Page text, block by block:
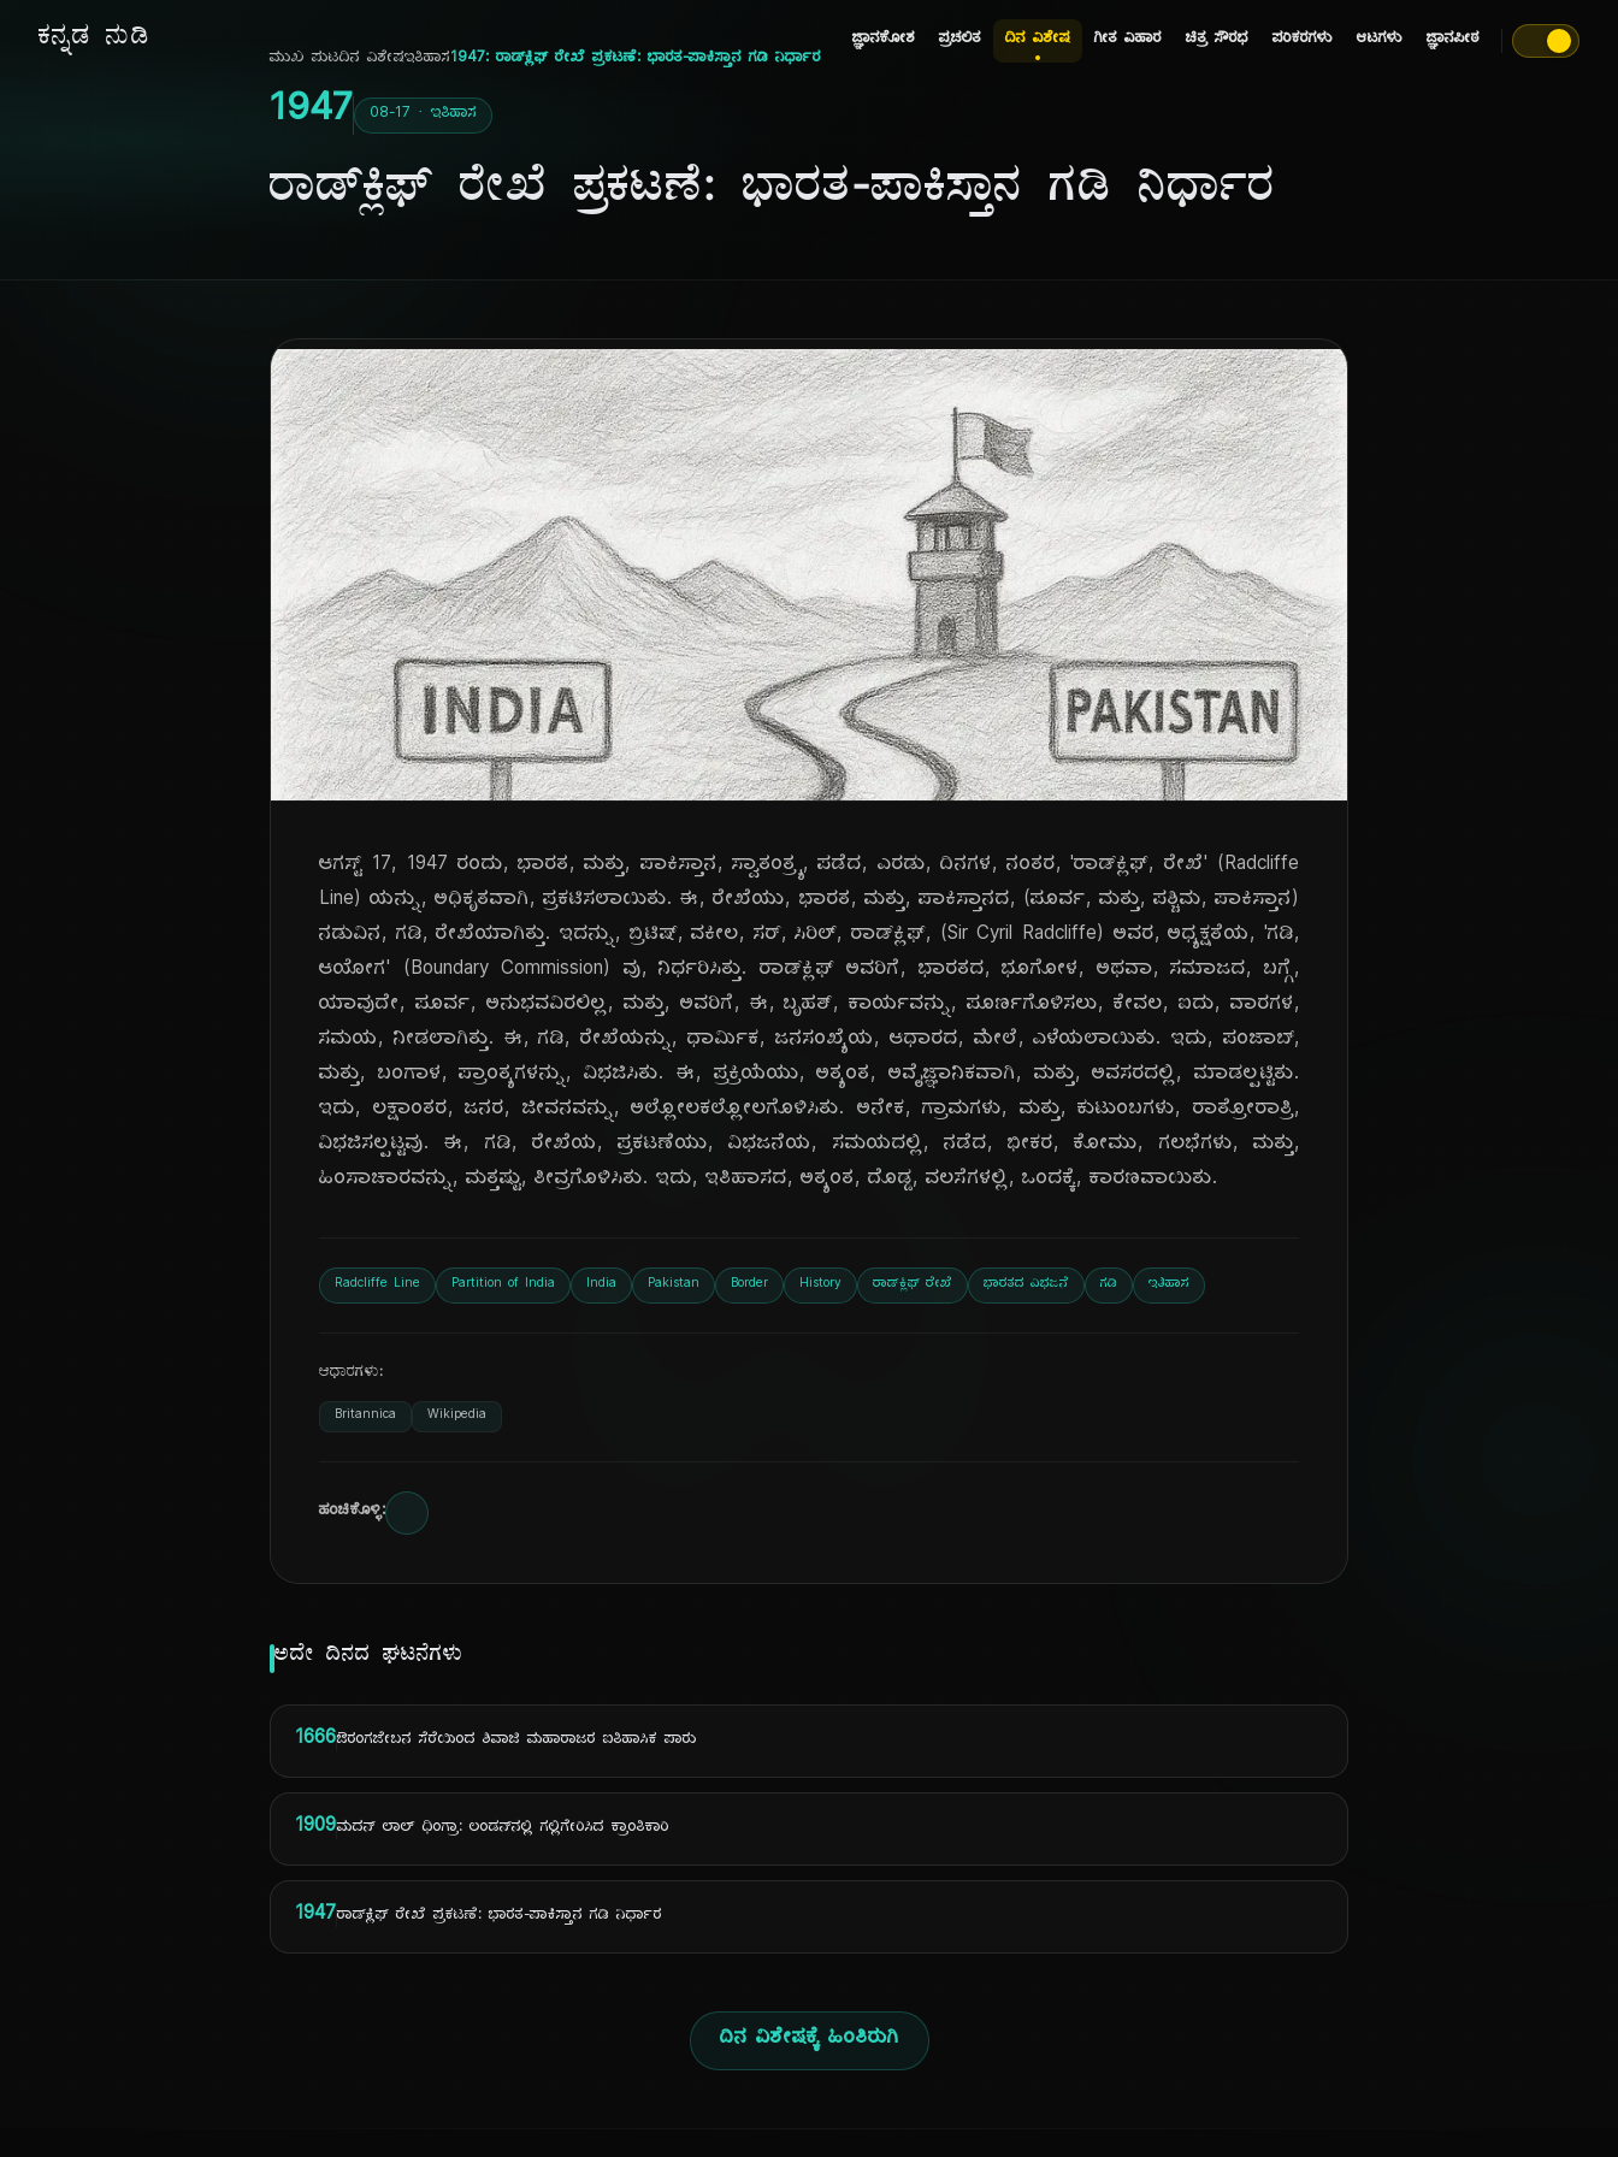
ಕನ್ನಡ ನುಡಿ ಜ್ಞಾನಕೋಶ ಪ್ರಚಲಿತ ದಿನ ವಿಶೇಷ ಗೀತ ವಿಹಾರ ಚಿತ್ರ ಸೌರಭ ಪರಿಕರಗಳು ಆಟಗಳು ಜ್ಞಾನಪೀಠ
ದಿ
ಮುಖ ಪುಟದಿನ ವಿಶೇಷಇತಿಹಾಸ1947: ರಾಡ್‌ಕ್ಲಿಫ್ ರೇಖೆ ಪ್ರಕಟಣೆ: ಭಾರತ-ಪಾಕಿಸ್ತಾನ ಗಡಿ ನಿರ್ಧಾರ
1947 08-17 · ಇತಿಹಾಸ
ರಾಡ್‌ಕ್ಲಿಫ್ ರೇಖೆ ಪ್ರಕಟಣೆ: ಭಾರತ-ಪಾಕಿಸ್ತಾನ ಗಡಿ ನಿರ್ಧಾರ
ಆಗಸ್ಟ್ 17, 1947 ರಂದು, ಭಾರತ, ಮತ್ತು, ಪಾಕಿಸ್ತಾನ, ಸ್ವಾತಂತ್ರ್ಯ, ಪಡೆದ, ಎರಡು, ದಿನಗಳ, ನಂತರ, 'ರಾಡ್‌ಕ್ಲಿಫ್, ರೇಖೆ' (Radcliffe
Line) ಯನ್ನು, ಅಧಿಕೃತವಾಗಿ, ಪ್ರಕಟಿಸಲಾಯಿತು. ಈ, ರೇಖೆಯು, ಭಾರತ, ಮತ್ತು, ಪಾಕಿಸ್ತಾನದ, (ಪೂರ್ವ, ಮತ್ತು, ಪಶ್ಚಿಮ, ಪಾಕಿಸ್ತಾನ)
ನಡುವಿನ, ಗಡಿ, ರೇಖೆಯಾಗಿತ್ತು. ಇದನ್ನು, ಬ್ರಿಟಿಷ್, ವಕೀಲ, ಸರ್, ಸಿರಿಲ್, ರಾಡ್‌ಕ್ಲಿಫ್, (Sir Cyril Radcliffe) ಅವರ, ಅಧ್ಯಕ್ಷತೆಯ, 'ಗಡಿ,
ಆಯೋಗ' (Boundary Commission) ವು, ನಿರ್ಧರಿಸಿತ್ತು. ರಾಡ್‌ಕ್ಲಿಫ್ ಅವರಿಗೆ, ಭಾರತದ, ಭೂಗೋಳ, ಅಥವಾ, ಸಮಾಜದ, ಬಗ್ಗೆ,
ಯಾವುದೇ, ಪೂರ್ವ, ಅನುಭವವಿರಲಿಲ್ಲ, ಮತ್ತು, ಅವರಿಗೆ, ಈ, ಬೃಹತ್, ಕಾರ್ಯವನ್ನು, ಪೂರ್ಣಗೊಳಿಸಲು, ಕೇವಲ, ಐದು, ವಾರಗಳ,
ಸಮಯ, ನೀಡಲಾಗಿತ್ತು. ಈ, ಗಡಿ, ರೇಖೆಯನ್ನು, ಧಾರ್ಮಿಕ, ಜನಸಂಖ್ಯೆಯ, ಆಧಾರದ, ಮೇಲೆ, ಎಳೆಯಲಾಯಿತು. ಇದು, ಪಂಜಾಬ್,
ಮತ್ತು, ಬಂಗಾಳ, ಪ್ರಾಂತ್ಯಗಳನ್ನು, ವಿಭಜಿಸಿತು. ಈ, ಪ್ರಕ್ರಿಯೆಯು, ಅತ್ಯಂತ, ಅವೈಜ್ಞಾನಿಕವಾಗಿ, ಮತ್ತು, ಅವಸರದಲ್ಲಿ, ಮಾಡಲ್ಪಟ್ಟಿತು.
ಇದು, ಲಕ್ಷಾಂತರ, ಜನರ, ಜೀವನವನ್ನು, ಅಲ್ಲೋಲಕಲ್ಲೋಲಗೊಳಿಸಿತು. ಅನೇಕ, ಗ್ರಾಮಗಳು, ಮತ್ತು, ಕುಟುಂಬಗಳು, ರಾತ್ರೋರಾತ್ರಿ,
ವಿಭಜಿಸಲ್ಪಟ್ಟವು. ಈ, ಗಡಿ, ರೇಖೆಯ, ಪ್ರಕಟಣೆಯು, ವಿಭಜನೆಯ, ಸಮಯದಲ್ಲಿ, ನಡೆದ, ಭೀಕರ, ಕೋಮು, ಗಲಭೆಗಳು, ಮತ್ತು,
ಹಿಂಸಾಚಾರವನ್ನು, ಮತ್ತಷ್ಟು, ತೀವ್ರಗೊಳಿಸಿತು. ಇದು, ಇತಿಹಾಸದ, ಅತ್ಯಂತ, ದೊಡ್ಡ, ವಲಸೆಗಳಲ್ಲಿ, ಒಂದಕ್ಕೆ, ಕಾರಣವಾಯಿತು.
Radcliffe Line Partition of India India Pakistan Border History ರಾಡ್‌ಕ್ಲಿಫ್ ರೇಖೆ ಭಾರತದ ವಿಭಜನೆ ಗಡಿ ಇತಿಹಾಸ
ಆಧಾರಗಳು:
Britannica Wikipedia
ಹಂಚಿಕೊಳ್ಳಿ:
ಅದೇ ದಿನದ ಘಟನೆಗಳು
1666ಔರಂಗಜೇಬನ ಸೆರೆಯಿಂದ ಶಿವಾಜಿ ಮಹಾರಾಜರ ಐತಿಹಾಸಿಕ ಪಾರು
1909ಮದನ್ ಲಾಲ್ ಧಿಂಗ್ರಾ: ಲಂಡನ್‌ನಲ್ಲಿ ಗಲ್ಲಿಗೇರಿಸಿದ ಕ್ರಾಂತಿಕಾರಿ
1947ರಾಡ್‌ಕ್ಲಿಫ್ ರೇಖೆ ಪ್ರಕಟಣೆ: ಭಾರತ-ಪಾಕಿಸ್ತಾನ ಗಡಿ ನಿರ್ಧಾರ
ದಿನ ವಿಶೇಷಕ್ಕೆ ಹಿಂತಿರುಗಿ